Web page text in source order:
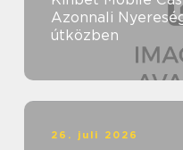
Azonnali
útközben
26. juli 2026